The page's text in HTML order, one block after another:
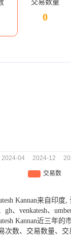
交易数量
0
Kannan来自印度,
gh、venkatesh、
Kannan近三年的
次数、交易数量、